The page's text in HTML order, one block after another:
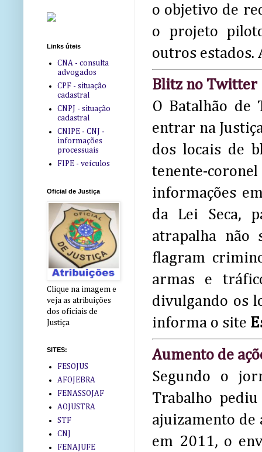
o objetivo de
o projeto
outros
Blitz no Twitter
O Batalhão de
entrar na
dos locais de
tenente-
informações
da Lei Seca,
atrapalha não
flagram
armas e
divulgando os
informa o site
Aumento de
Segundo o
Trabalho
ajuizamento de
em 2011, o
Links úteis
CNA - consulta
advogados
CPF - situação
cadastral
CNPJ - situação
cadastral
CNIPE - CNJ -
informações
processuais
FIPE - veículos
Oficial de Justiça
Clique na imagem e
veja as atribuições
dos oficiais de
Justiça
SITES:
FESOJUS
AFOJEBRA
FENASSOJAF
AOJUSTRA
STF
CNJ
FENAJUFE